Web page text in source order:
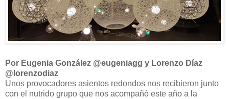
Por Eugenia González @eugeniagg y Lorenzo Díaz
@lorenzodiaz
Unos provocadores asientos redondos nos recibieron junto
con el nutrido grupo que nos acompañó este año a la